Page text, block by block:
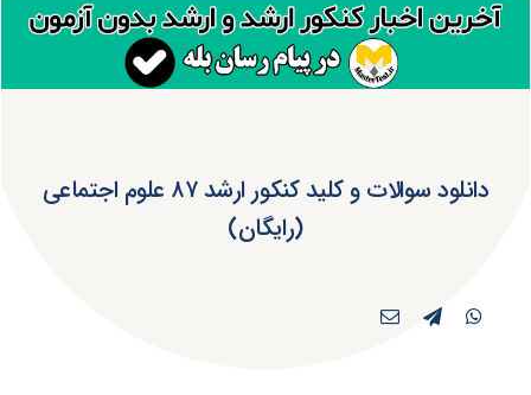
دانلود سوالات و کلید کنکور ارشد ۸۷ علوم اجتماعی
(رایگان)